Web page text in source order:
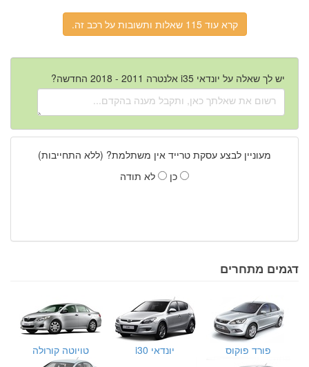
קרא עוד 115 שאלות ותשובות על רכב זה.
יש לך שאלה על יונדאי i35 אלנטרה 2011 - 2018 החדשה?
מעוניין לבצע עסקת טרייד אין משתלמת? (ללא התחייבות)
כן
לא תודה
דגמים מתחרים
פורד פוקוס יונדאי i30 טויוטה קורולה